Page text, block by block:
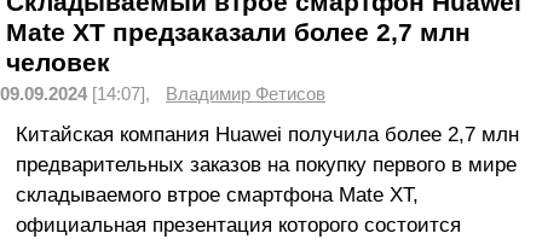
Mate XT предзаказали более 2,7 млн
человек
09.09.2024[14:07], Владимир Фетисов
Китайская компания Huawei получила более 2,7 млн
предварительных заказов на покупку первого в мире
складываемого втрое смартфона Mate XT,
официальная презентация которого состоится